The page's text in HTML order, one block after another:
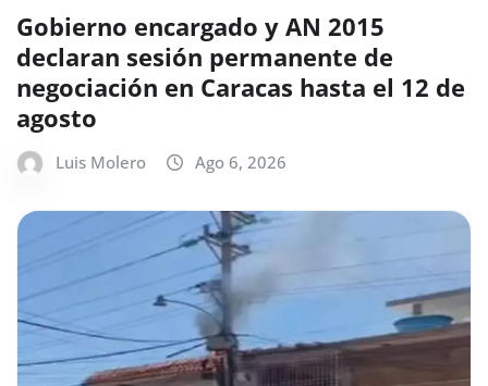
Gobierno encargado y AN 2015
declaran sesión permanente de
negociación en Caracas hasta el 12 de
agosto
Luis Molero Ago 6, 2026